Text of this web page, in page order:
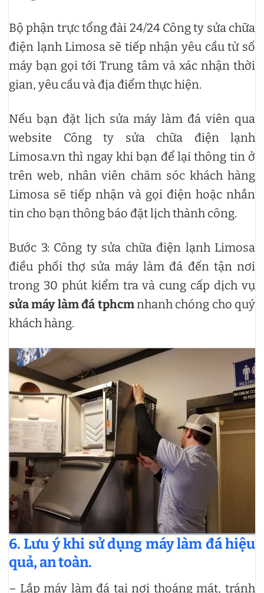
Bộ phận trực tổng đài 24/24 Công ty sửa chữa
điện lạnh Limosa sẽ tiếp nhận yêu cầu từ số
máy bạn gọi tới Trung tâm và xác nhận thời
gian, yêu cầu và địa điểm thực hiện.
Nếu bạn đặt lịch sửa máy làm đá viên qua
website Công ty sửa chữa điện lạnh
Limosa.vn thì ngay khi bạn để lại thông tin ở
trên web, nhân viên chăm sóc khách hàng
Limosa sẽ tiếp nhận và gọi điện hoặc nhắn
tin cho bạn thông báo đặt lịch thành công.
Bước 3: Công ty sửa chữa điện lạnh Limosa
điều phối thợ sửa máy làm đá đến tận nơi
trong 30 phút kiểm tra và cung cấp dịch vụ
sửa máy làm đá tphcmnhanh chóng cho quý
khách hàng.
6. Lưu ý khi sử dụng máy làm đá hiệu
quả, an toàn.
– Lắp máy làm đá tại nơi thoáng mát, tránh